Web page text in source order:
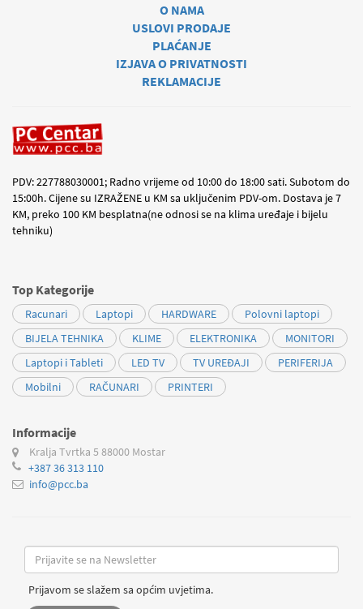
O NAMA
USLOVI PRODAJE
PLAĆANJE
IZJAVA O PRIVATNOSTI
REKLAMACIJE
PDV: 227788030001; Radno vrijeme od 10:00 do 18:00 sati. Subotom do
15:00h. Cijene su IZRAŽENE u KM sa uključenim PDV-om. Dostava je 7
KM, preko 100 KM besplatna(ne odnosi se na klima uređaje i bijelu
tehniku)
Top Kategorije
Racunari Laptopi HARDWARE
Polovni laptopi
BIJELA TEHNIKA
KLIME ELEKTRONIKA
MONITORI
Laptopi i Tableti
LED TV TV UREĐAJI
PERIFERIJA
Mobilni
RAČUNARI PRINTERI
Informacije
Kralja Tvrtka 5 88000 Mostar
+387 36 313 110
info@pcc.ba
Prijavom se slažem sa općim uvjetima.